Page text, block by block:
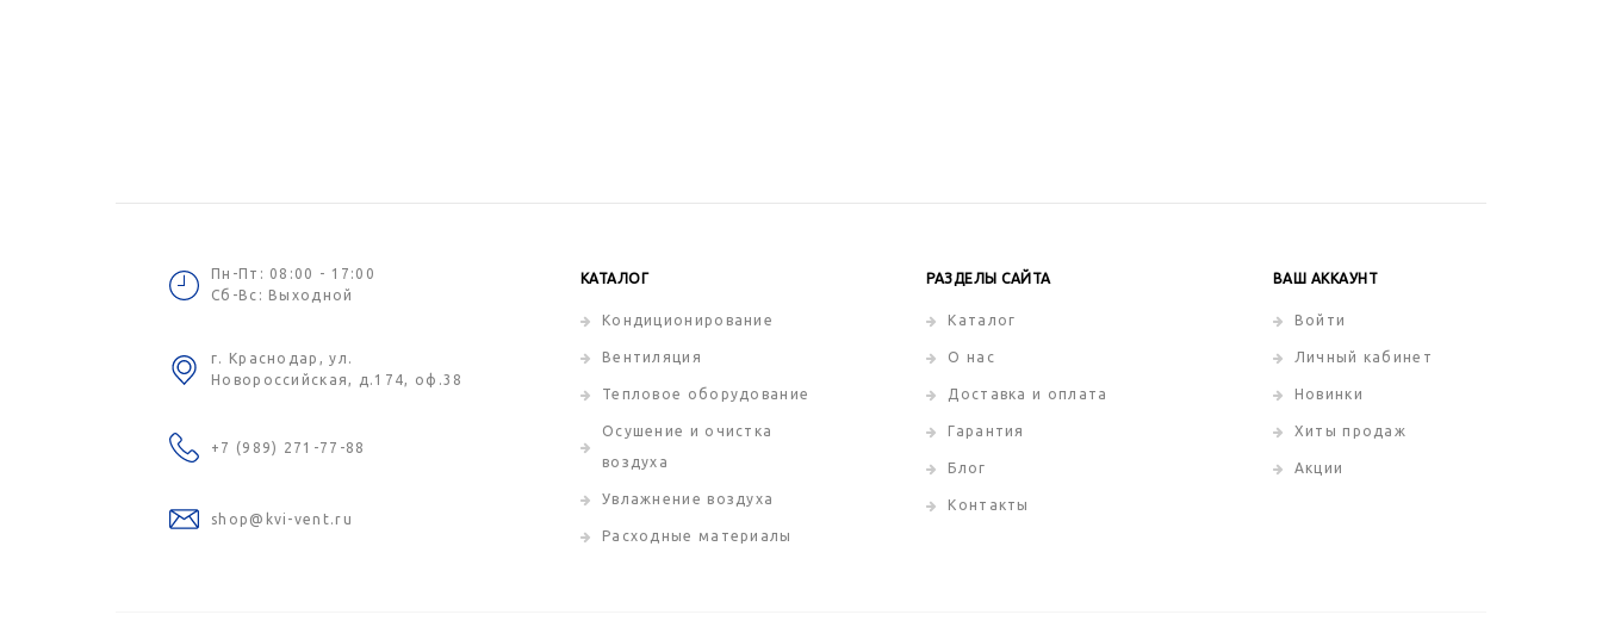
Пн-Пт: 08:00 - 17:00
Сб-Вс: Выходной
г. Краснодар, ул.
Новороссийская, д.174, оф.38
+7 (989) 271-77-88
shop@kvi-vent.ru
КАТАЛОГ
Кондиционирование
Вентиляция
Тепловое оборудование
Осушение и очистка
воздуха
Увлажнение воздуха
Расходные материалы
РАЗДЕЛЫ САЙТА
Каталог
О нас
Доставка и оплата
Гарантия
Блог
Контакты
ВАШ АККАУНТ
Войти
Личный кабинет
Новинки
Хиты продаж
Акции